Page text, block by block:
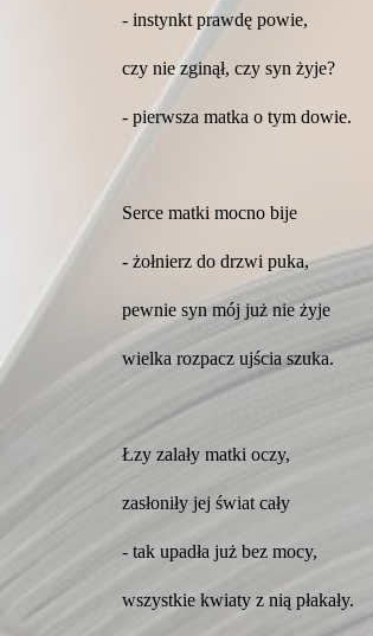
- instynkt prawdę powie,
czy nie zginął, czy syn żyje?
- pierwsza matka o tym dowie.
Serce matki mocno bije
- żołnierz do drzwi puka,
pewnie syn mój już nie żyje
wielka rozpacz ujścia szuka.
Łzy zalały matki oczy,
zasłoniły jej świat cały
- tak upadła już bez mocy,
wszystkie kwiaty z nią płakały.